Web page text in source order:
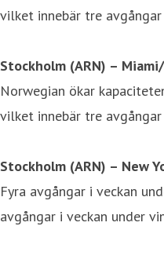
vilket innebär tre
Stockholm (ARN) –
Norwegian ökar
vilket innebär tre
Stockholm (ARN) – New
Fyra avgångar i veckan
avgångar i veckan under